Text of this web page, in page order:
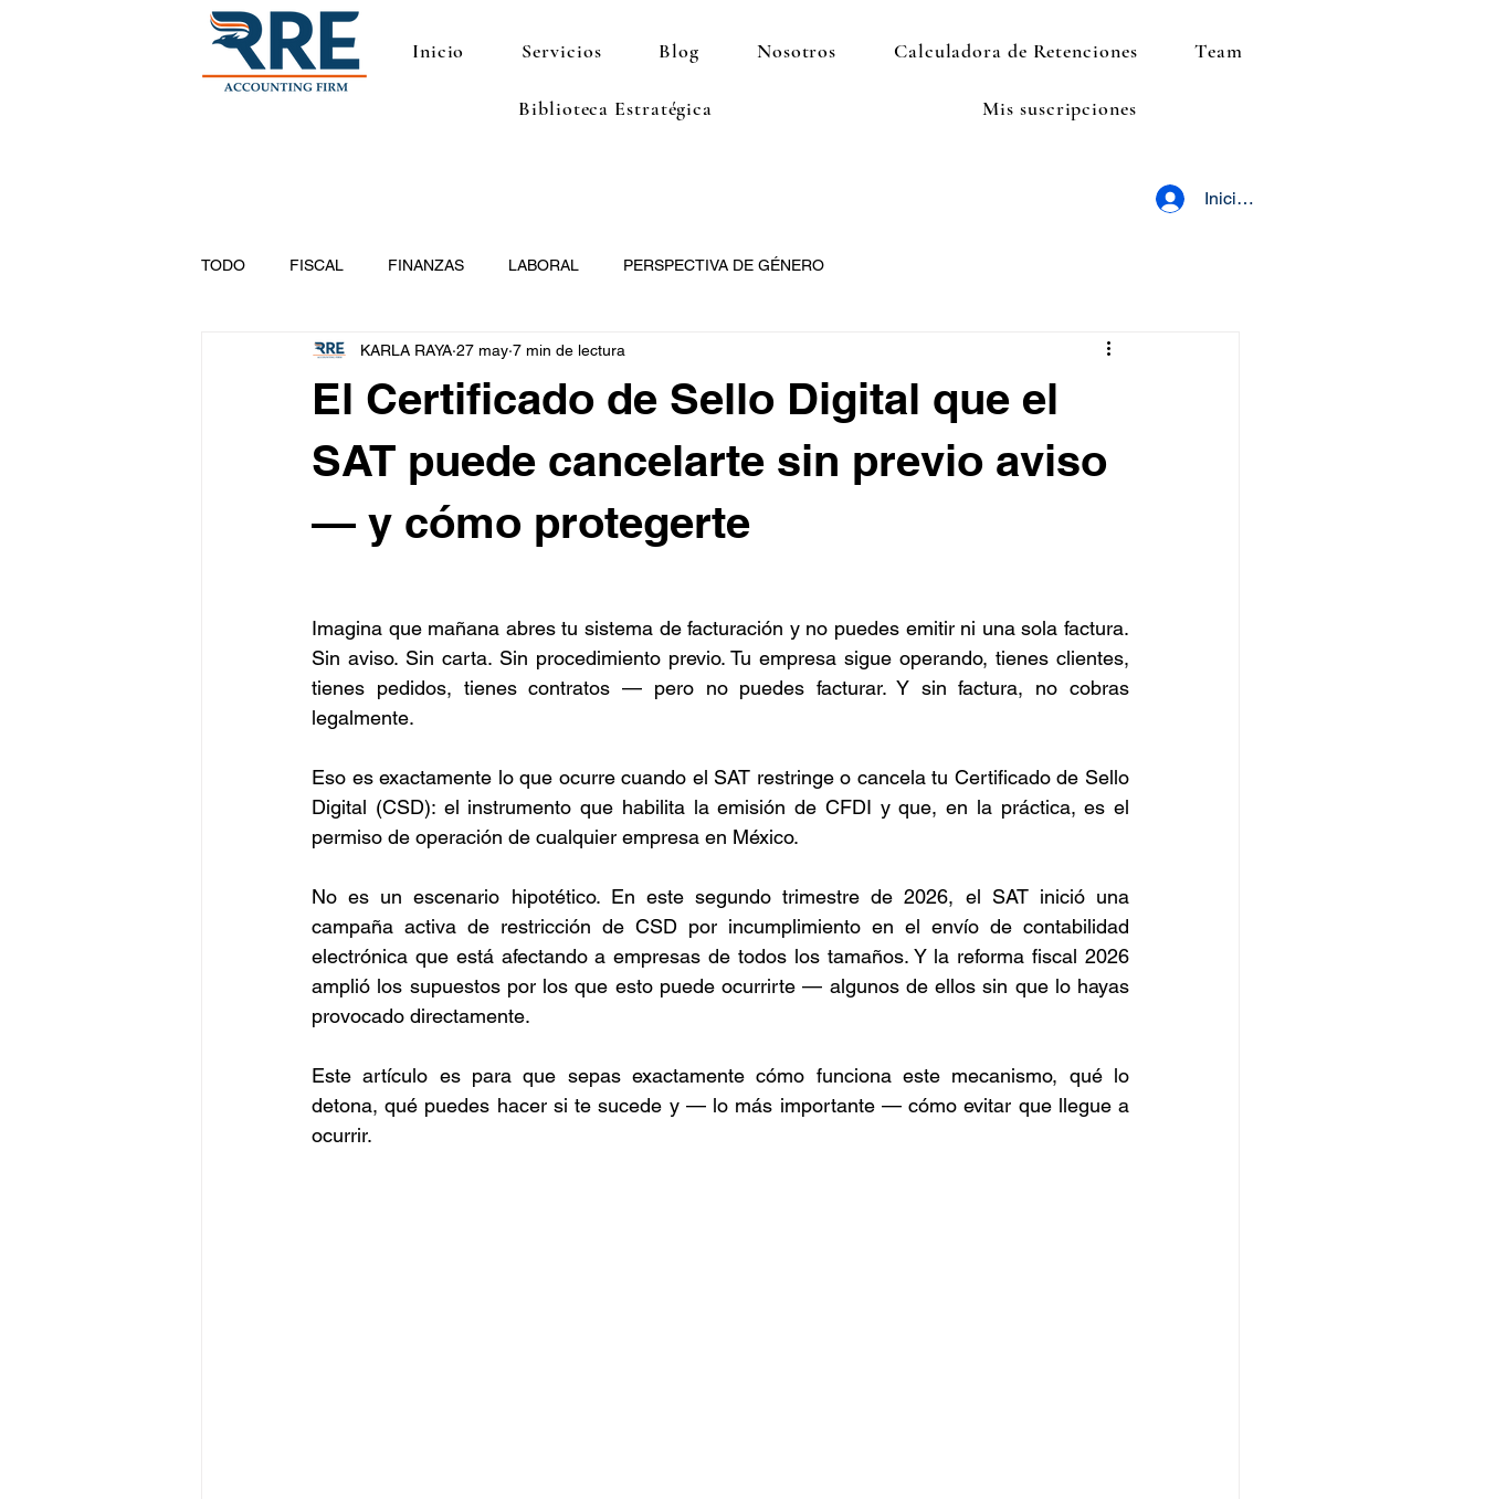
Inicio Servicios Blog Nosotros Calculadora de Retenciones Team
Biblioteca Estratégica Mis suscripciones
Iniciar sesión
TODO FISCAL FINANZAS LABORAL PERSPECTIVA DE GÉNERO
El Certificado de Sello Digital que el
SAT puede cancelarte sin previo aviso
— y cómo protegerte
KARLA RAYA 27 may 7 min de lectura
Imagina que mañana abres tu sistema de facturación y no puedes emitir ni una sola factura.
Sin aviso. Sin carta. Sin procedimiento previo. Tu empresa sigue operando, tienes clientes,
tienes pedidos, tienes contratos — pero no puedes facturar. Y sin factura, no cobras
legalmente.
Eso es exactamente lo que ocurre cuando el SAT restringe o cancela tu Certificado de Sello
Digital (CSD): el instrumento que habilita la emisión de CFDI y que, en la práctica, es el
permiso de operación de cualquier empresa en México.
No es un escenario hipotético. En este segundo trimestre de 2026, el SAT inició una
campaña activa de restricción de CSD por incumplimiento en el envío de contabilidad
electrónica que está afectando a empresas de todos los tamaños. Y la reforma fiscal 2026
amplió los supuestos por los que esto puede ocurrirte — algunos de ellos sin que lo hayas
provocado directamente.
Este artículo es para que sepas exactamente cómo funciona este mecanismo, qué lo
detona, qué puedes hacer si te sucede y — lo más importante — cómo evitar que llegue a
ocurrir.